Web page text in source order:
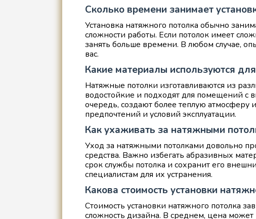
Сколько времени занимает
Установка натяжного потолка обычно
сложности работы. Если потолок имеет
занять больше времени. В любом случае,
вас.
Какие материалы используются
Натяжные потолки изготавливаются из
водостойкие и подходят для помещений с
очередь, создают более теплую
предпочтений и условий эксплуатации.
Как ухаживать за натяжными
Уход за натяжными потолками довольно
средства. Важно избегать абразивных
срок службы потолка и сохранит его
специалистам для их устранения.
Какова стоимость установки
Стоимость установки натяжного потолка
сложность дизайна. В среднем, цена